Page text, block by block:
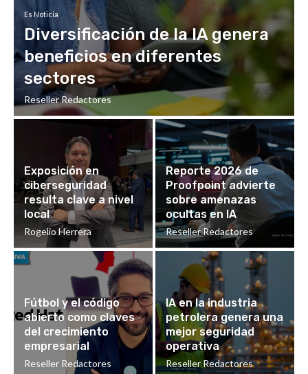
Es Noticia
Diversificación de la IA genera
beneficios en diferentes
sectores
Reseller Redactores
Exposición en
ciberseguridad
resulta clave a nivel
local
Rogelio Herrera
Reporte 2026 de
Proofpoint advierte
sobre amenazas
ocultas en IA
Reseller Redactores
Fútbol y el código
abierto como claves
del crecimiento
empresarial
Reseller Redactores
IA en la industria
petrolera genera una
mejor seguridad
operativa
Reseller Redactores